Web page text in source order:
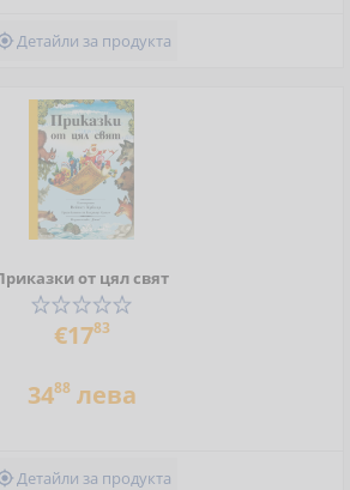
Детайли за продукта
от цял свят
€1783
3488лева
Детайли за продукта